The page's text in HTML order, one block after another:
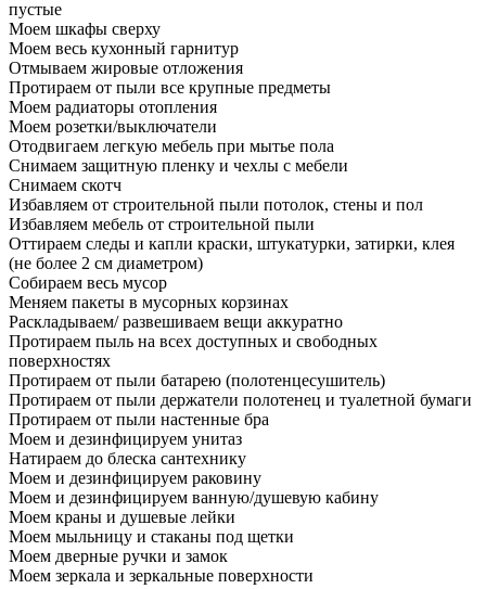
пустые
Моем шкафы сверху
Моем весь кухонный гарнитур
Отмываем жировые отложения
Протираем от пыли все крупные предметы
Моем радиаторы отопления
Моем розетки/выключатели
Отодвигаем легкую мебель при мытье пола
Снимаем защитную пленку и чехлы с мебели
Снимаем скотч
Избавляем от строительной пыли потолок, стены и пол
Избавляем мебель от строительной пыли
Оттираем следы и капли краски, штукатурки, затирки, клея
(не более 2 см диаметром)
Собираем весь мусор
Меняем пакеты в мусорных корзинах
Раскладываем/ развешиваем вещи аккуратно
Протираем пыль на всех доступных и свободных
поверхностях
Протираем от пыли батарею (полотенцесушитель)
Протираем от пыли держатели полотенец и туалетной бумаги
Протираем от пыли настенные бра
Моем и дезинфицируем унитаз
Натираем до блеска сантехнику
Моем и дезинфицируем раковину
Моем и дезинфицируем ванную/душевую кабину
Моем краны и душевые лейки
Моем мыльницу и стаканы под щетки
Моем дверные ручки и замок
Моем зеркала и зеркальные поверхности